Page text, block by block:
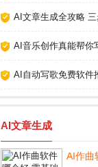
AI文章生成全攻略 三
AI音乐创作真能帮你
AI自动写歌免费软件
AI文章生成
AI作曲